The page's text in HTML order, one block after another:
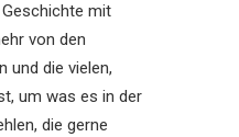
mit
von den
und die vielen,
um was es in der
die gerne